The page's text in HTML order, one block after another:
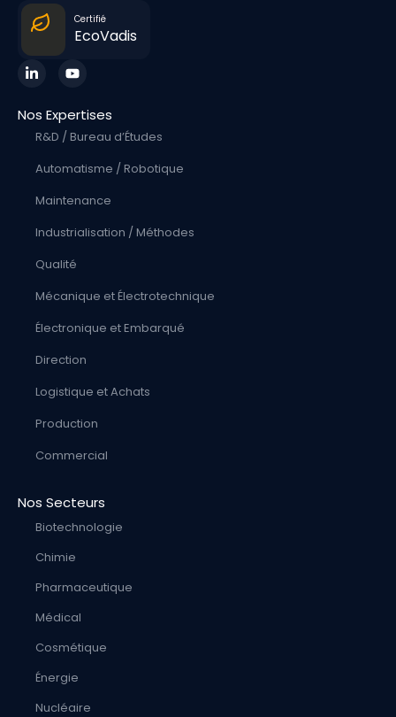
Certifié
EcoVadis
Nos Expertises
R&D / Bureau d’Études
Automatisme / Robotique
Maintenance
Industrialisation / Méthodes
Qualité
Mécanique et Électrotechnique
Électronique et Embarqué
Direction
Logistique et Achats
Production
Commercial
Nos Secteurs
Biotechnologie
Chimie
Pharmaceutique
Médical
Cosmétique
Énergie
Nucléaire